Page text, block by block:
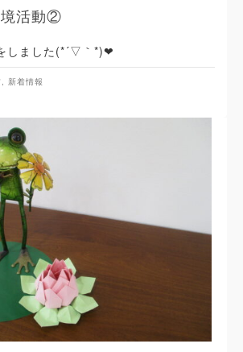
活動②
しました(*´▽｀*)❤
, 新着情報